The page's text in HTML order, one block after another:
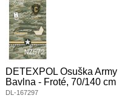
DETEXPOL Osuška Army
Bavlna - Froté, 70/140 cm
DL-167297